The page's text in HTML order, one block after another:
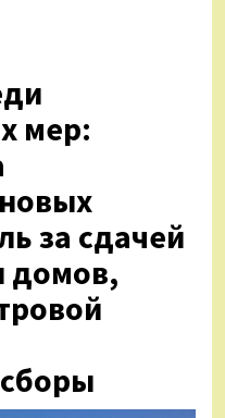
мер:
за сдачей
домов,